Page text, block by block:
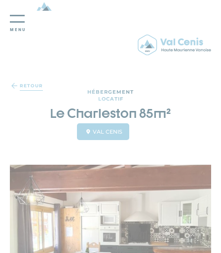
MENU
RETOUR
HÉBERGEMENT
LOCATIF
Le Charleston 85m²
VAL CENIS